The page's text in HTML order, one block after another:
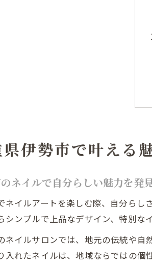
伊勢市で叶える
ネイルで自分らしい魅力を発
ネイルアートを楽しむ際、自分らし
シンプルで上品なデザイン、特別な
ネイルサロンでは、地元の伝統や自
入れたネイルは、地域ならではの個